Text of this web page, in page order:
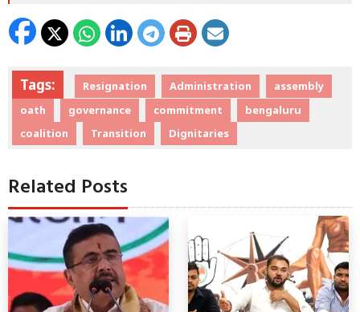
Tags: Resignation Administration
assembly
oath
governance commitment
bengaluru
coalition
Transition Dignitaries
Related Posts